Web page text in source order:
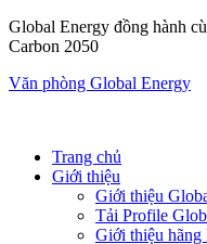
Global Energy đồng hành
Carbon 2050
Văn phòng Global Energy
Trang chủ
Giới thiệu
Giới thiệu
Tải Profile
Giới thiệu